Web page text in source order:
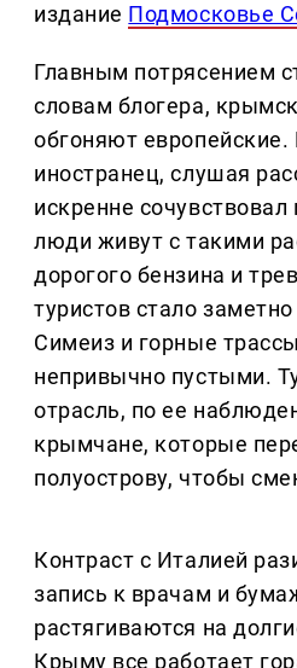
издание Подмосковье
Главным потрясением
словам блогера,
обгоняют европейские.
иностранец, слушая
искренне
люди живут с такими
дорогого бензина и
туристов стало
Симеиз и горные
непривычно пустыми.
отрасль, по ее
крымчане, которые
полуострову, чтобы
Контраст с Италией
запись к врачам и
растягиваются на
Крыму все работает